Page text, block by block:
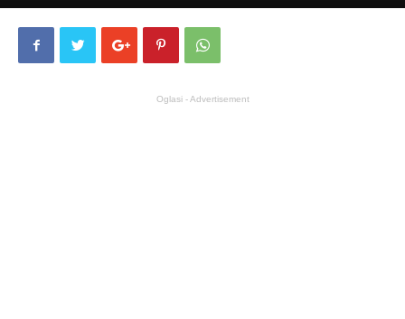
Oglasi - Advertisement